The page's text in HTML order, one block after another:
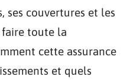
ses couvertures et les
faire toute la
cette assurance
et quels